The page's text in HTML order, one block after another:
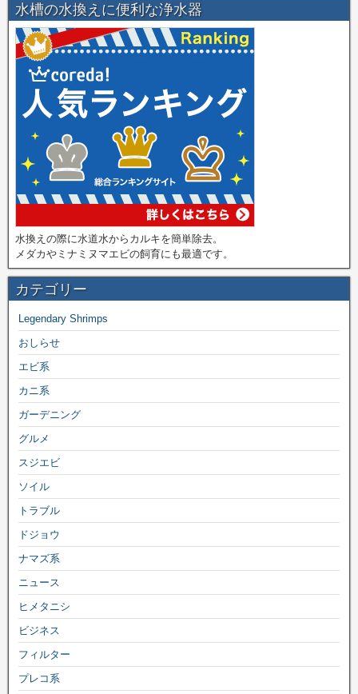
水槽の水換えに便利な浄水器
水換えの際に水道水からカルキを簡単除去。
メダカやミナミヌマエビの飼育にも最適です。
カテゴリー
Legendary Shrimps
おしらせ
エビ系
カニ系
ガーデニング
グルメ
スジエビ
ソイル
トラブル
ドジョウ
ナマズ系
ニュース
ヒメタニシ
ビジネス
フィルター
プレコ系